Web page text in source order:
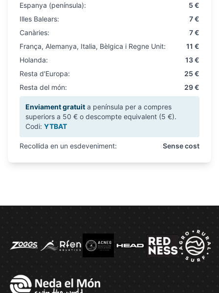
Espanya (península):
5 €
Illes Balears:
7 €
Canàries:
7 €
França, Alemanya, Italia, Bèlgica i Regne Unit:
11 €
Holanda:
13 €
Resta d'Europa:
25 €
Resta del món:
29 €
Enviament gratuit a península per a compres
superiors a 50 € o descompte equivalent (5 €).
Codi: YTBAT
Recollida en un esdeveniment: Sense cost